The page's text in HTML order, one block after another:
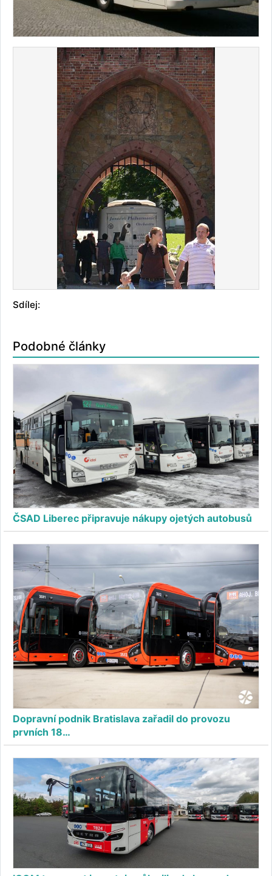
Sdílej:
Podobné články
ČSAD Liberec připravuje nákupy ojetých autobusů
Dopravní podnik Bratislava zařadil do provozu
prvních 18…